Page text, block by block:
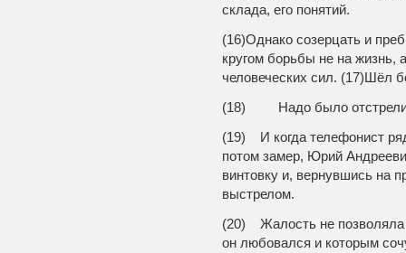
склада, его понятий.
(16)Однако созерцать и
кругом борьбы не на
человеческих сил. (17)Шёл
(18) Надо было
(19) И когда телефонист
потом замер, Юрий
винтовку и, вернувшись на
выстрелом.
(20) Жалость не
он любовался и которым